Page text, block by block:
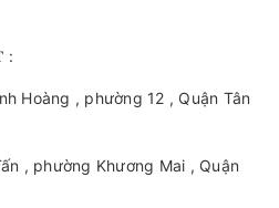
:
Hoàng , phường 12 , Quận Tân
, phường Khương Mai , Quận